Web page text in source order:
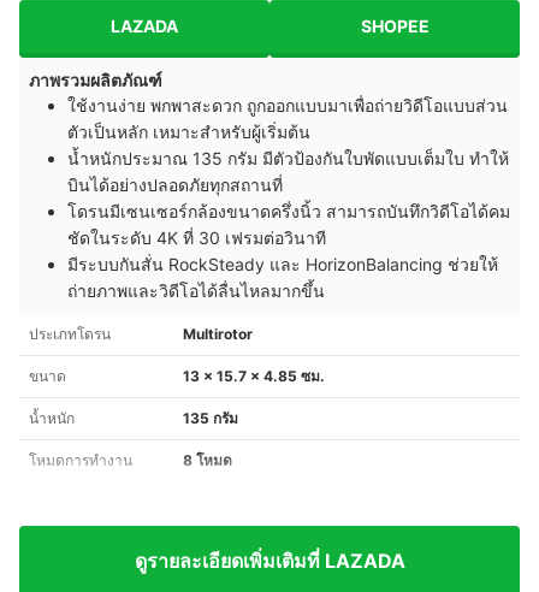
LAZADA SHOPEE
ภาพรวมผลิตภัณฑ์
ใช้งานง่าย พกพาสะดวก ถูกออกแบบมาเพื่อถ่ายวิดีโอแบบส่วน
ตัวเป็นหลัก เหมาะสำหรับผู้เริ่มต้น
น้ำหนักประมาณ 135 กรัม มีตัวป้องกันใบพัดแบบเต็มใบ ทำให้
บินได้อย่างปลอดภัยทุกสถานที่
โดรนมีเซนเซอร์กล้องขนาดครึ่งนิ้ว สามารถบันทึกวิดีโอได้คม
ชัดในระดับ 4K ที่ 30 เฟรมต่อวินาที
มีระบบกันสั่น RockSteady และ HorizonBalancing ช่วยให้
ถ่ายภาพและวิดีโอได้ลื่นไหลมากขึ้น
ประเภทโดรน Multirotor
ขนาด 13 x 15.7 x 4.85 ซม.
น้ำหนัก 135 กรัม
โหมดการทำงาน 8 โหมด
ดูรายละเอียดเพิ่มเติมที่ LAZADA